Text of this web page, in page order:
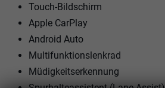
Touch-Bildschirm
Apple CarPlay
Android Auto
Multifunktionslenkrad
Müdigkeitserkennung